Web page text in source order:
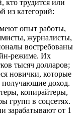
трудится или
из категорий:
опыт работы,
журналисты,
востребованы
режиме. Их
тысяч долларов;
новички, которые
получающие доход.
копирайтеры,
групп в соцсетях.
зарабатывают от 1